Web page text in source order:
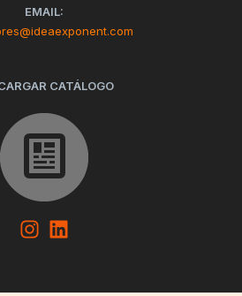
EMAIL:
CATÁLOGO